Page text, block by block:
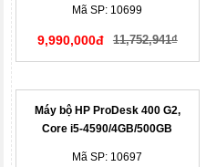
Mã SP: 10699
9,990,000đ 11,752,941₫
Máy bộ HP ProDesk 400 G2,
Core i5-4590/4GB/500GB
Mã SP: 10697